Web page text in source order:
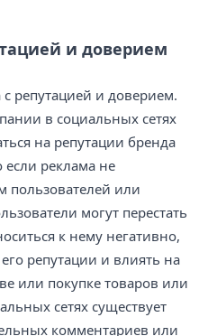
и доверием
с репутацией и доверием.
в социальных сетях
на репутации бренда
реклама не
пользователей или
могут перестать
к нему негативно,
репутации и влиять на
или покупке товаров или
сетях существует
комментариев или